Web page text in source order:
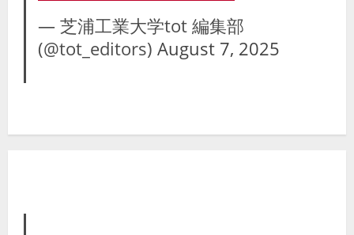
— 芝浦工業大学tot 編集部
(@tot_editors)August 7, 2025